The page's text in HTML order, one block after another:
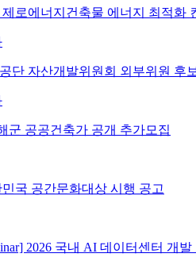
제로에너지건축물 에너지 최적화
단 자산개발위원회 외부위원 후
군 공공건축가 공개 추가모집
민국 공간문화대상 시행 공고
2026 국내 AI 데이터센터 개